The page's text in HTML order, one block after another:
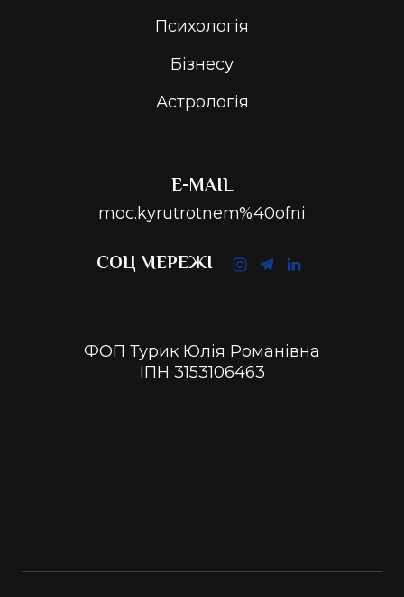
Психологія
Бізнесу
Астрологія
E-MAIL
moc.kyrutrotnem%40ofni
СОЦ МЕРЕЖІ
ФОП Турик Юлія Романівна
ІПН 3153106463